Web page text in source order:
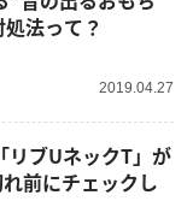
法って？
2019.04.27
リブUネックT」が
前にチェックし